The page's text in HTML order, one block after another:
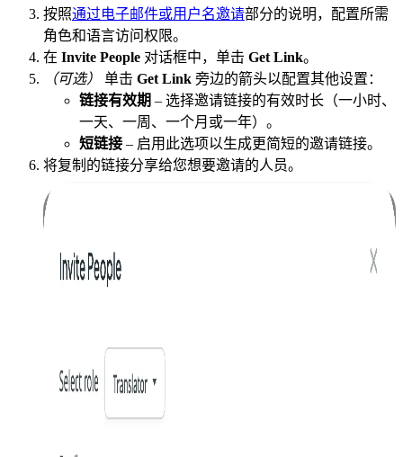
按照通过电子邮件或用户名邀请部分的说明，配置所需
角色和语言访问权限。
在 Invite People 对话框中，单击 Get Link。
（可选）
单击 Get Link 旁边的箭头以配置其他设置：
链接有效期 – 选择邀请链接的有效时长（一小时、
一天、一周、一个月或一年）。
短链接 – 启用此选项以生成更简短的邀请链接。
将复制的链接分享给您想要邀请的人员。